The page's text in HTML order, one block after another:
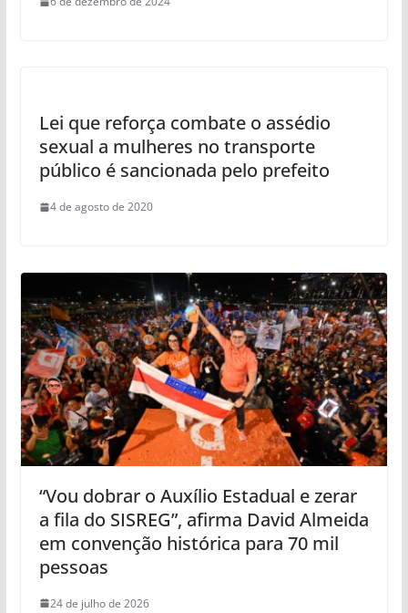
Lei que reforça combate o assédio
sexual a mulheres no transporte
público é sancionada pelo prefeito
4 de agosto de 2020
“Vou dobrar o Auxílio Estadual e zerar
a fila do SISREG”, afirma David Almeida
em convenção histórica para 70 mil
pessoas
24 de julho de 2026